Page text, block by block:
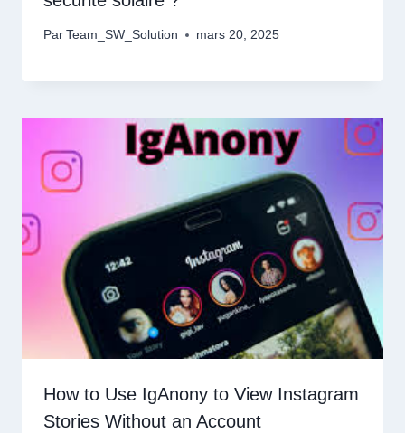
Par Team_SW_Solution mars 20, 2025
How to Use IgAnony to View Instagram
Stories Without an Account